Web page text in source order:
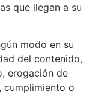
que llegan a su
modo en su
del contenido,
erogación de
cumplimiento o